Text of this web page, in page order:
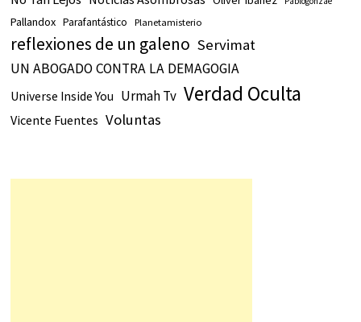
Pallandox Parafantástico Planetamisterio
reflexiones de un galeno Servimat
UN ABOGADO CONTRA LA DEMAGOGIA
Universe Inside You Urmah Tv Verdad Oculta
Vicente Fuentes Voluntas